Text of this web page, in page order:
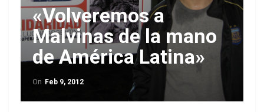
«Volveremos a
Malvinas de la mano
de América Latina»
On Feb 9, 2012